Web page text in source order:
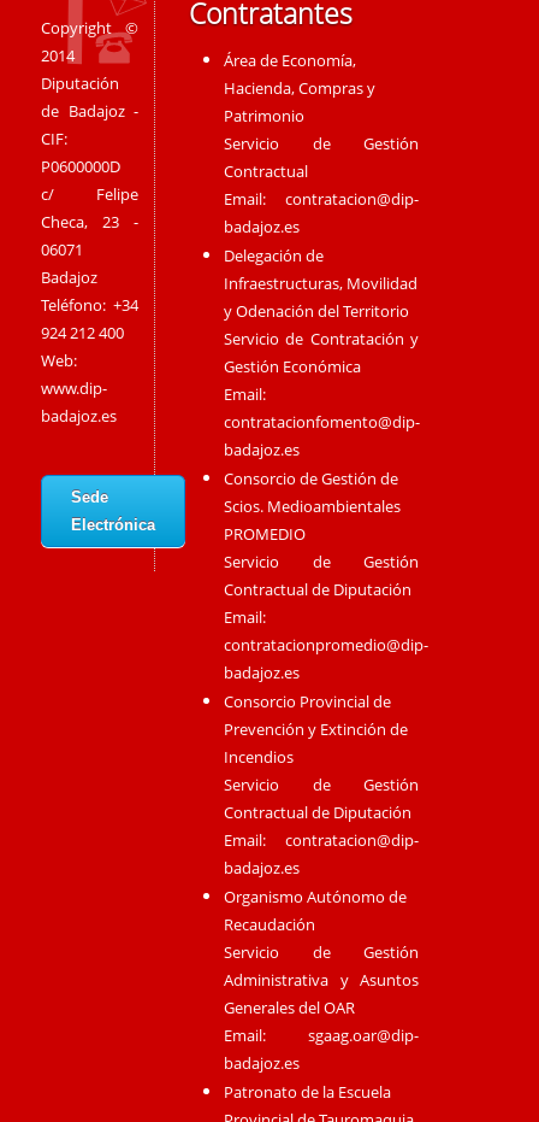
Copyright ©
2014
Diputación
de Badajoz -
CIF:
P0600000D
c/ Felipe
Checa, 23 -
06071
Badajoz
Teléfono: +34
924 212 400
Web:
www.dip-
badajoz.es
Sede
Electrónica
Contratantes
Área de Economía,
Hacienda, Compras y
Patrimonio
Servicio de Gestión
Contractual
Email:contratacion@dip-
badajoz.es
Delegación de
Infraestructuras, Movilidad
y Odenación del Territorio
Servicio de Contratación y
Gestión Económica
Email:
contratacionfomento@dip-
badajoz.es
Consorcio de Gestión de
Scios. Medioambientales
PROMEDIO
Servicio de Gestión
Contractual de Diputación
Email:
contratacionpromedio@dip-
badajoz.es
Consorcio Provincial de
Prevención y Extinción de
Incendios
Servicio de Gestión
Contractual de Diputación
Email:contratacion@dip-
badajoz.es
Organismo Autónomo de
Recaudación
Servicio de Gestión
Administrativa y Asuntos
Generales del OAR
Email:sgaag.oar@dip-
badajoz.es
Patronato de la Escuela